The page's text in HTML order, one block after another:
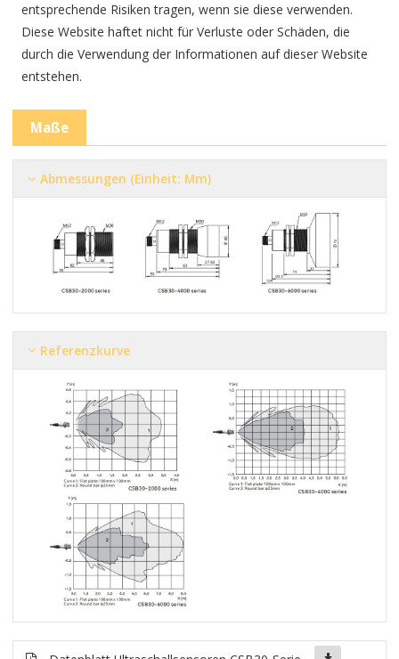
entsprechende Risiken tragen, wenn sie diese verwenden.
Diese Website haftet nicht für Verluste oder Schäden, die
durch die Verwendung der Informationen auf dieser Website
entstehen.
Maße
Abmessungen (Einheit: Mm)
Referenzkurve